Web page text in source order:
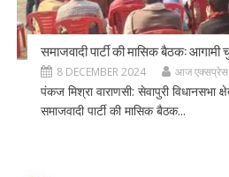
समाजवादी पार्टी की मासिक बैठक: आगामी
8 DECEMBER 2024 आज एक्सप्रेस
पंकज मिश्रा वाराणसी: सेवापुरी विधानसभा
समाजवादी पार्टी की मासिक बैठक...